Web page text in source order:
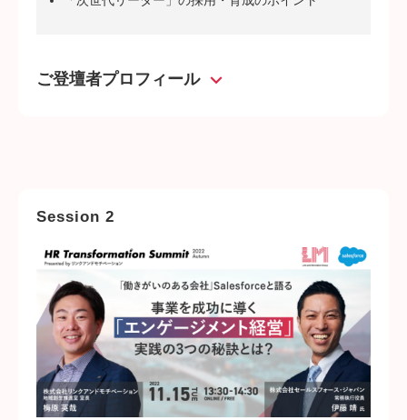
ご登壇者プロフィール
Session 2